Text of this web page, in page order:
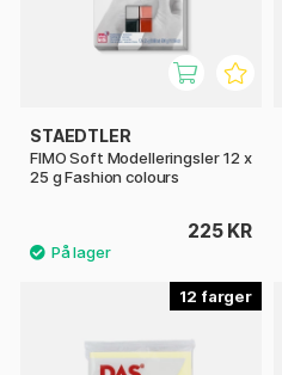
STAEDTLER
FIMO Soft Modelleringsler 12 x
25 g Fashion colours
225 KR
12